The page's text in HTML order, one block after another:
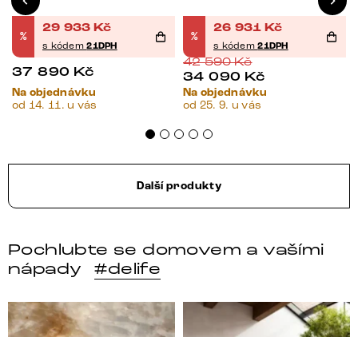
%
29 933 Kč
s kódem21DPH
37 890 Kč
Na objednávku
od 14. 11. u vás
%
26 931 Kč
s kódem21DPH
42 590Kč
34 090 Kč
Na objednávku
od 25. 9. u vás
Další produkty
Pochlubte se domovem a vašími
nápady
#delife
DELIFE – Nábytek, který promění dům v domov. Domo
Místo, kam se budeš těšit